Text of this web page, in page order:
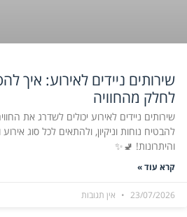
שירותים ניידים לאירוע: איך
לחלק מהחוויה
שירותים ניידים לאירוע יכולים לשדרג את
להבטיח נוחות וניקיון, ולהתאים לכל סוג
והיתרונות! 🚽✨
קרא עוד »
23/07/2026 אין תגובות